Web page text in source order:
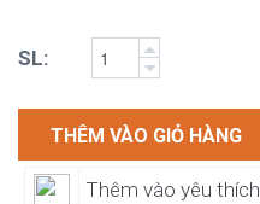
SL:
THÊM VÀO GIỎ HÀNG
Thêm vào yêu thích